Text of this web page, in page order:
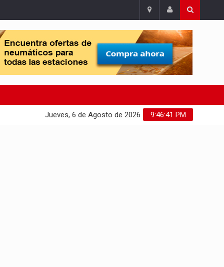
9:46:42 PM
Jueves, 6 de Agosto de 2026